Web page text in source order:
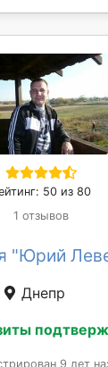
50 из 80
1 отзывов
"Юрий
Днепр
9 лет